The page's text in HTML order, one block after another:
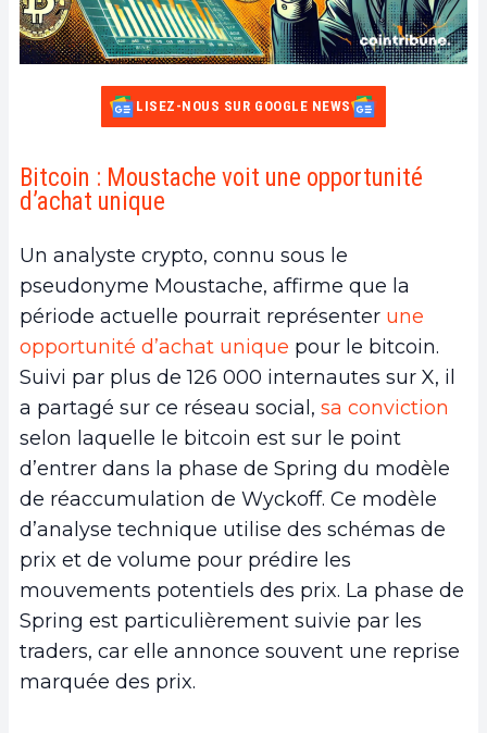
LISEZ-NOUS SUR GOOGLE NEWS
Bitcoin : Moustache voit une opportunité
d’achat unique
Un analyste crypto, connu sous le
pseudonyme Moustache, affirme que la
période actuelle pourrait représenter une
opportunité d’achat unique pour le bitcoin.
Suivi par plus de 126 000 internautes sur X, il
a partagé sur ce réseau social, sa conviction
selon laquelle le bitcoin est sur le point
d’entrer dans la phase de Spring du modèle
de réaccumulation de Wyckoff. Ce modèle
d’analyse technique utilise des schémas de
prix et de volume pour prédire les
mouvements potentiels des prix. La phase de
Spring est particulièrement suivie par les
traders, car elle annonce souvent une reprise
marquée des prix.